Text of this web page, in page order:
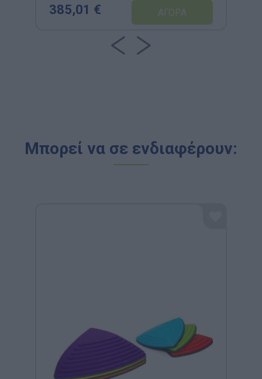
385,01 €
Μπορεί να σε ενδιαφέρουν: